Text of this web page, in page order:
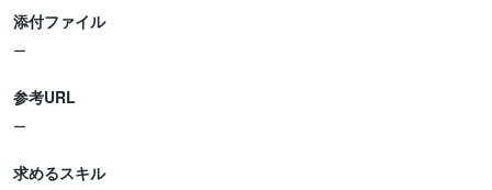
添付ファイル
ー
参考URL
ー
求めるスキル